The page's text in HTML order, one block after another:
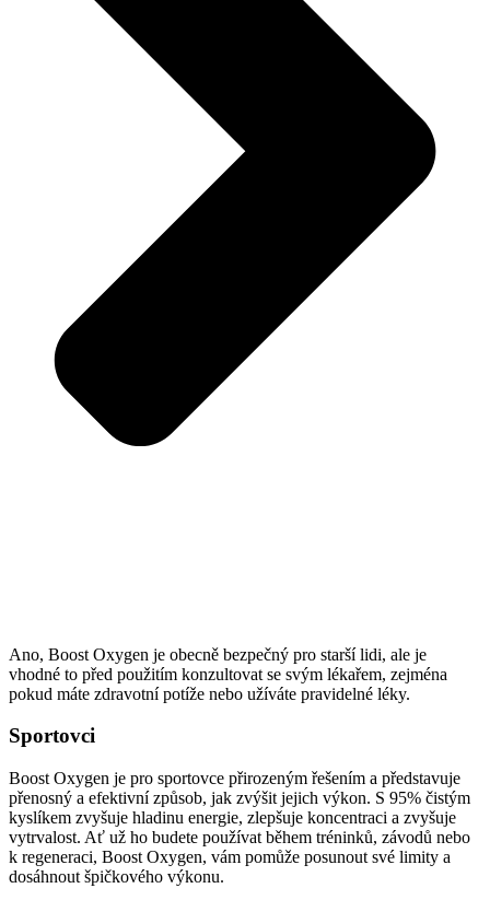
Ano, Boost Oxygen je obecně bezpečný pro starší lidi, ale je
vhodné to před použitím konzultovat se svým lékařem, zejména
pokud máte zdravotní potíže nebo užíváte pravidelné léky.
Sportovci
Boost Oxygen je pro sportovce přirozeným řešením a představuje
přenosný a efektivní způsob, jak zvýšit jejich výkon. S 95% čistým
kyslíkem zvyšuje hladinu energie, zlepšuje koncentraci a zvyšuje
vytrvalost. Ať už ho budete používat během tréninků, závodů nebo
k regeneraci, Boost Oxygen, vám pomůže posunout své limity a
dosáhnout špičkového výkonu.